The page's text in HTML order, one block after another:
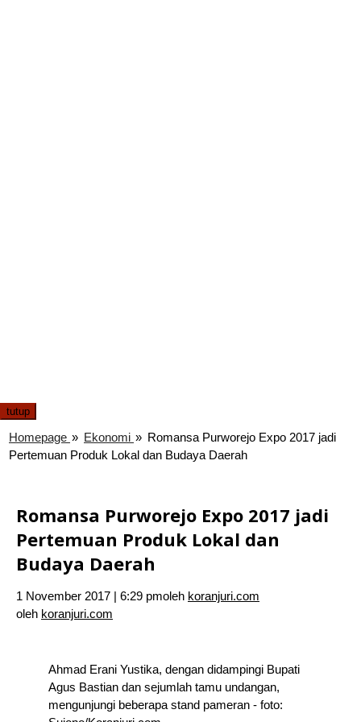
tutup
Homepage » Ekonomi » Romansa Purworejo Expo 2017 jadi
Pertemuan Produk Lokal dan Budaya Daerah
Romansa Purworejo Expo 2017 jadi
Pertemuan Produk Lokal dan
Budaya Daerah
1 November 2017 | 6:29 pmoleh koranjuri.com
oleh koranjuri.com
Ahmad Erani Yustika, dengan didampingi Bupati
Agus Bastian dan sejumlah tamu undangan,
mengunjungi beberapa stand pameran - foto: